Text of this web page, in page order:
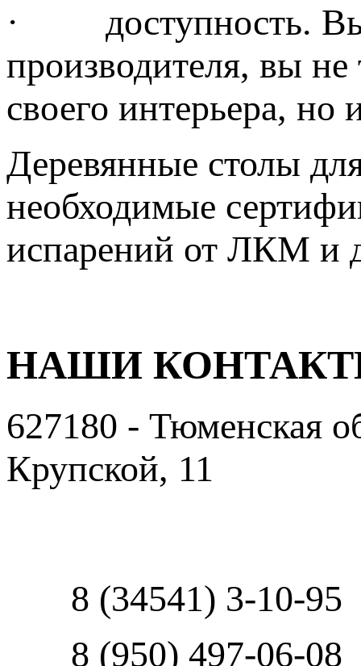
· доступность.
производителя, вы не
своего интерьера, но
Деревянные столы
необходимые
испарений от ЛКМ и
НАШИ
627180 - Тюменская
Крупской, 11
8 (34541) 3-10-95
8 (950) 497-06-08